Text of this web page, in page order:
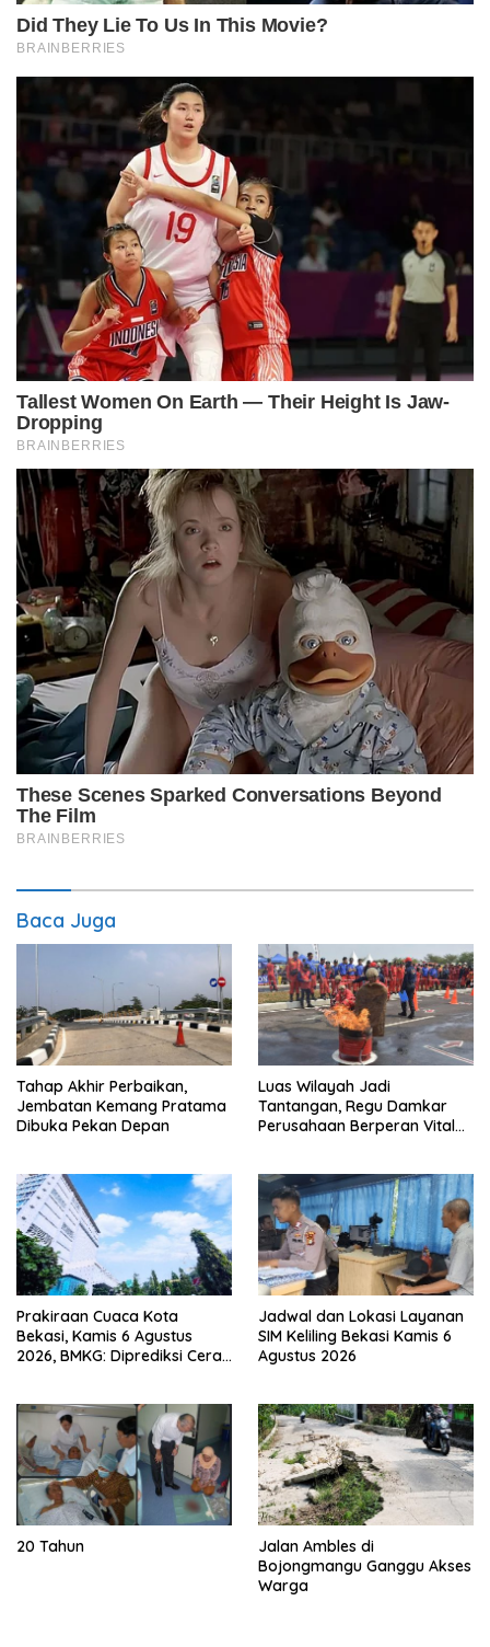
Baca Juga
Tahap Akhir Perbaikan,
Jembatan Kemang Pratama
Dibuka Pekan Depan
Luas Wilayah Jadi
Tantangan, Regu Damkar
Perusahaan Berperan Vital
Prakiraan Cuaca Kota
Bekasi, Kamis 6 Agustus
2026, BMKG: Diprediksi Cerah
Jadwal dan Lokasi Layanan
SIM Keliling Bekasi Kamis 6
Agustus 2026
20 Tahun
Jalan Ambles di
Bojongmangu Ganggu Akses
Warga